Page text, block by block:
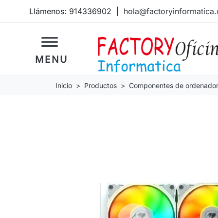
Llámenos: 914336902
dehaze
MENU
Inicio Productos Componentes de ordenador